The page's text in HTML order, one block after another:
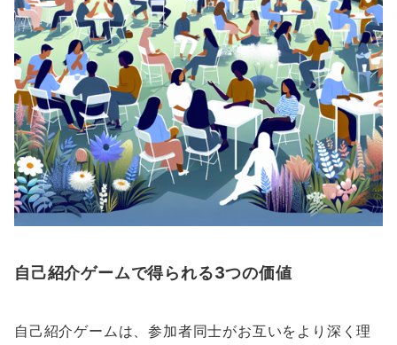
自己紹介ゲームで得られる3つの価値
自己紹介ゲームは、参加者同士がお互いをより深く理